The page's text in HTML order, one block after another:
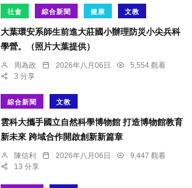
社會 綜合新聞 健康 文教
大葉環安系師生前進大莊國小辦理防災小尖兵科
學營。（照片大葉提供）
周為政 2026年八月06日
5,554 觀看
3 分享
綜合新聞 文教
雲科大攜手國立自然科學博物館 打造博物館教育
新未來 跨域合作開啟創新新篇章
陳信利 2026年八月06日
9,447 觀看
13 分享